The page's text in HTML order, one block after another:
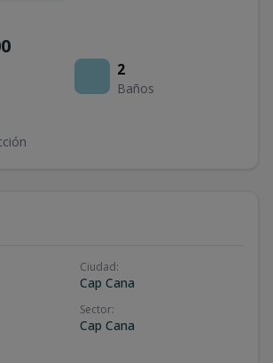
2
Baños
Ciudad:
Cap Cana
Sector:
Cap Cana